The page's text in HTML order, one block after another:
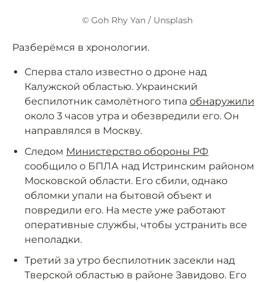
© Goh Rhy Yan / Unsplash
Разберёмся в хронологии.
Сперва стало известно о дроне над
Калужской областью. Украинский
беспилотник самолётного типа обнаружили
около 3 часов утра и обезвредили его. Он
направлялся в Москву.
Следом Министерство обороны РФ
сообщило о БПЛА над Истринским районом
Московской области. Его сбили, однако
обломки упали на бытовой объект и
повредили его. На месте уже работают
оперативные службы, чтобы устранить все
неполадки.
Третий за утро беспилотник засекли над
Тверской областью в районе Завидово. Его